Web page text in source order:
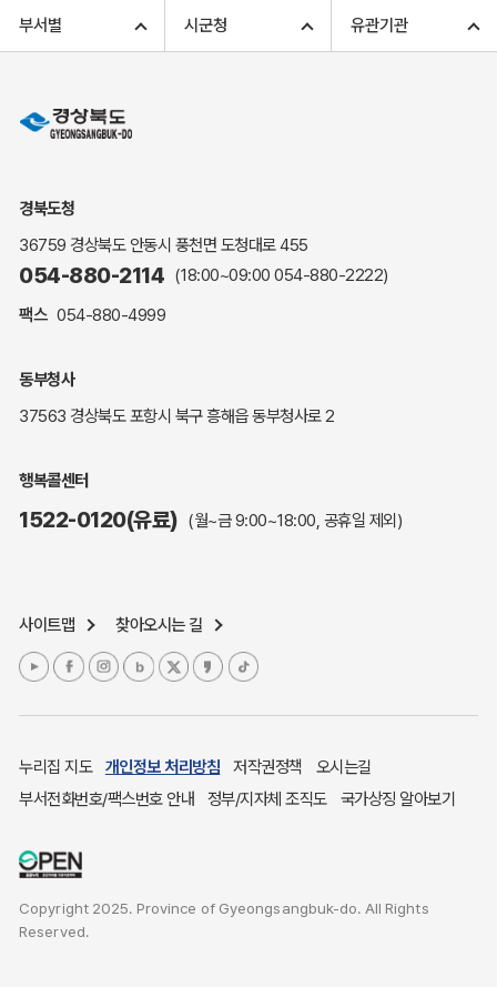
고향사랑기부 아너스 클럽
민원상담
민원안내
해명·설명자료
자주하는 질문
복지신문고
세입세출예산서
업무추진비 공개
주민참여예산제도
여성복지
장애인 복지시책
귀농귀촌종합지원센터
부동산중개보수 안내
부서별 시군청 유관기관
경북도청
36759 경상북도 안동시 풍천면 도청대로 455
054-880-2114 (18:00~09:00 054-880-2222)
팩스 054-880-4999
동부청사
37563 경상북도 포항시 북구 흥해읍 동부청사로 2
행복콜센터
1522-0120(유료) (월~금 9:00~18:00, 공휴일 제외)
사이트맵 찾아오시는 길
누리집 지도 개인정보 처리방침 저작권정책
오시는길
부서전화번호/팩스번호 안내
정부/지자체 조직도 국가상징 알아보기
Copyright 2025. Province of Gyeongsangbuk-do. All Rights
Reserved.